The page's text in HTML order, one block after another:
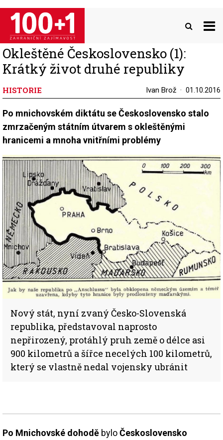
Přejít
hlavnímu
obsahu
Okleštěné Československo (1):
Krátký život druhé republiky
HISTORIE Ivan Brož 01.10.2016
Po mnichovském diktátu se Československo stalo
zmrzačeným státním útvarem s okleštěnými
hranicemi a mnoha vnitřními problémy
Nový stát, nyní zvaný Česko-Slovenská
republika, představoval naprosto
nepřirozený, protáhlý pruh země o délce asi
900 kilometrů a šířce necelých 100 kilometrů,
který se vlastně nedal vojensky ubránit
Po Mnichovské dohodě byloČeskoslovensko